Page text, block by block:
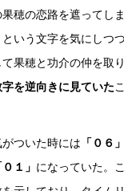
穂の恋路を遮ってし
という文字を気にしつ
果穂と功介の仲を取
字を逆向きに見ていた
ついた時には 「０６」
０１」 になっていた。